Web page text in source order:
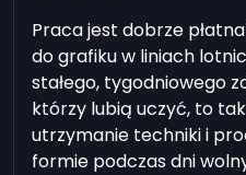
Praca jest dobrze
do grafiku w liniach
stałego, tygodniowego
którzy lubią uczyć, to
utrzymanie techniki i
formie podczas dni